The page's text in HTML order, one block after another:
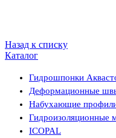
Назад к списку
Каталог
Гидрошпонки
Деформационные
Набухающие
Гидроизоляционные
ICOPAL